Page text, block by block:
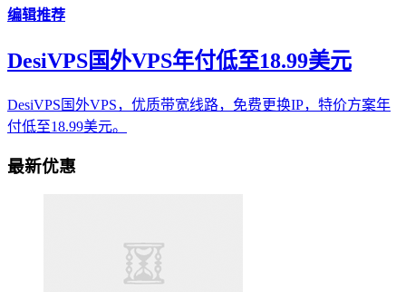
编辑推荐
DesiVPS国外VPS年付低至18.99美元
DesiVPS国外VPS，优质带宽线路，免费更换IP，特价方案年
付低至18.99美元。
最新优惠